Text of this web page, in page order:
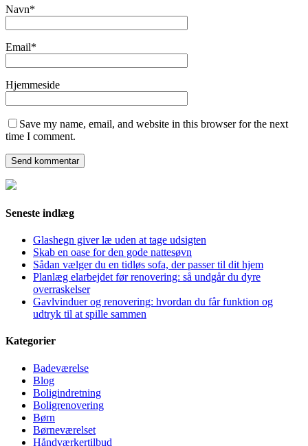
Navn*
Email*
Hjemmeside
Save my name, email, and website in this browser for the next
time I comment.
Seneste indlæg
Glashegn giver læ uden at tage udsigten
Skab en oase for den gode nattesøvn
Sådan vælger du en tidløs sofa, der passer til dit hjem
Planlæg elarbejdet før renovering: så undgår du dyre
overraskelser
Gavlvinduer og renovering: hvordan du får funktion og
udtryk til at spille sammen
Kategorier
Badeværelse
Blog
Boligindretning
Boligrenovering
Børn
Børneværelset
Håndværkertilbud